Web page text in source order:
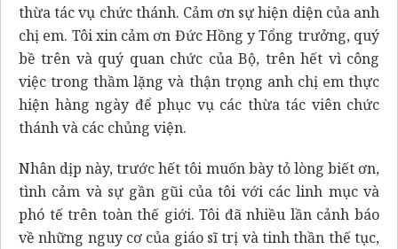
thừa tác vụ chức thánh. Cảm ơn sự hiện diện của anh
chị em. Tôi xin cảm ơn Đức Hồng y Tổng trưởng, quý
bề trên và quý quan chức của Bộ, trên hết vì công
việc trong thầm lặng và thận trọng anh chị em thực
hiện hàng ngày để phục vụ các thừa tác viên chức
thánh và các chủng viện.
Nhân dịp này, trước hết tôi muốn bày tỏ lòng biết ơn,
tình cảm và sự gần gũi của tôi với các linh mục và
phó tế trên toàn thế giới. Tôi đã nhiều lần cảnh báo
về những nguy cơ của giáo sĩ trị và tinh thần thế tục,